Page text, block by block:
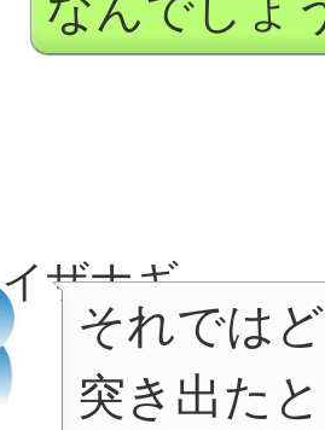
イザナギ
それでは
突き出た